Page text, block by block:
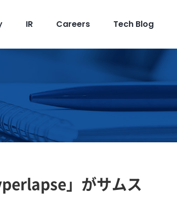
IR Careers Tech Blog
」がサムス